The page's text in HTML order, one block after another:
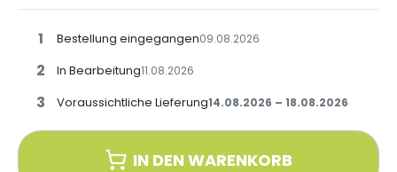
1 Bestellung eingegangen09.08.2026
2 In Bearbeitung11.08.2026
3 Voraussichtliche Lieferung14.08.2026 – 18.08.2026
IN DEN WARENKORB